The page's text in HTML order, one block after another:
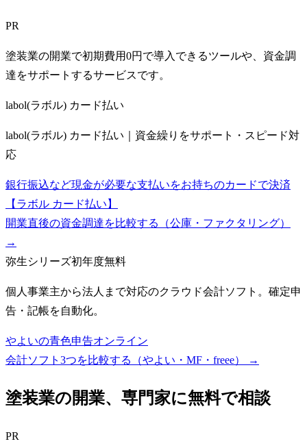
PR
塗装業の開業で初期費用0円で導入できるツールや、資金調
達をサポートするサービスです。
labol(ラボル) カード払い
labol(ラボル) カード払い｜資金繰りをサポート・スピード対
応
銀行振込など現金が必要な支払いをお持ちのカードで決済
【ラボル カード払い】
開業直後の資金調達を比較する（公庫・ファクタリング）
→
弥生シリーズ初年度無料
個人事業主から法人まで対応のクラウド会計ソフト。確定申
告・記帳を自動化。
やよいの青色申告オンライン
会計ソフト3つを比較する（やよい・MF・freee）
→
塗装業の開業、専門家に無料で相談
PR